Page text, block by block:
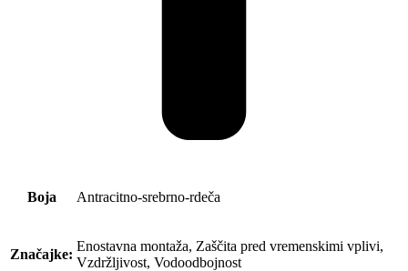
Boja Antracitno-srebrno-rdeča
Značajke:
Enostavna montaža, Zaščita pred vremenskimi vplivi,
Vzdržljivost, Vodoodbojnost